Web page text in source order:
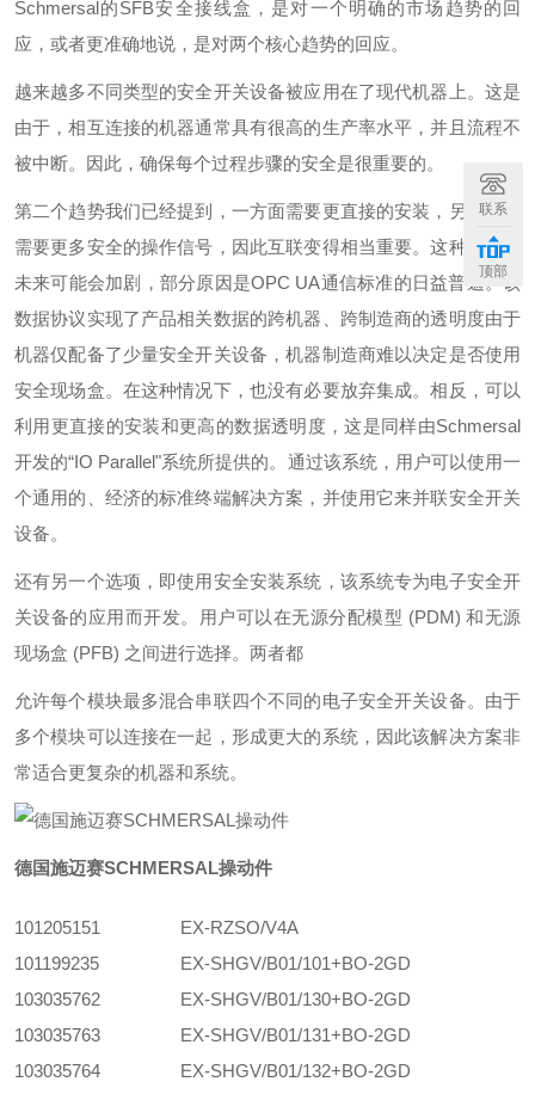
Schmersal的SFB安全接线盒，是对一个明确的市场趋势的回
应，或者更准确地说，是对两个核心趋势的回应。
越来越多不同类型的安全开关设备被应用在了现代机器上。这是
由于，相互连接的机器通常具有很高的生产率水平，并且流程不
被中断。因此，确保每个过程步骤的安全是很重要的。
第二个趋势我们已经提到，一方面需要更直接的安装，另一方面
需要更多安全的操作信号，因此互联变得相当重要。这种趋势在
未来可能会加剧，部分原因是OPC UA通信标准的日益普遍。该
数据协议实现了产品相关数据的跨机器、跨制造商的透明度由于
机器仅配备了少量安全开关设备，机器制造商难以决定是否使用
安全现场盒。在这种情况下，也没有必要放弃集成。相反，可以
利用更直接的安装和更高的数据透明度，这是同样由Schmersal
开发的“IO Parallel"系统所提供的。通过该系统，用户可以使用一
个通用的、经济的标准终端解决方案，并使用它来并联安全开关
设备。
还有另一个选项，即使用安全安装系统，该系统专为电子安全开
关设备的应用而开发。用户可以在无源分配模型 (PDM) 和无源
现场盒 (PFB) 之间进行选择。两者都
允许每个模块最多混合串联四个不同的电子安全开关设备。由于
多个模块可以连接在一起，形成更大的系统，因此该解决方案非
常适合更复杂的机器和系统。
德国施迈赛SCHMERSAL操动件
101205151
EX-RZSO/V4A
101199235
EX-SHGV/B01/101+BO-2GD
103035762
EX-SHGV/B01/130+BO-2GD
103035763
EX-SHGV/B01/131+BO-2GD
103035764
EX-SHGV/B01/132+BO-2GD
联系
顶部